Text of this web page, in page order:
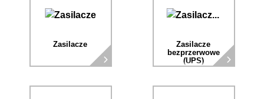
Zasilacze
Zasilacze
bezprzerwowe
(UPS)